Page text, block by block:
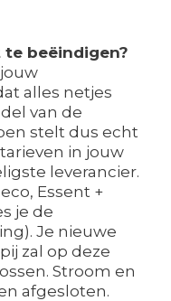
beëindigen?
alles netjes
van de
stelt dus echt
in jouw
leverancier.
Essent +
je de
Je nieuwe
zal op deze
Stroom en
afgesloten.